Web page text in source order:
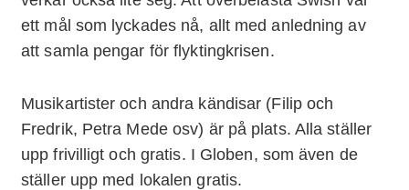
ett mål som lyckades nå, allt med anledning av
att samla pengar för flyktingkrisen.
Musikartister och andra kändisar (Filip och
Fredrik, Petra Mede osv) är på plats. Alla ställer
upp frivilligt och gratis. I Globen, som även de
ställer upp med lokalen gratis.